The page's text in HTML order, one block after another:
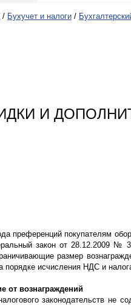
/ Бухучет и налоги /
И
преференций покупателям
закон от 28.12.2009 №
размер
порядке исчисления НДС и
от вознаграждений
законодательств не